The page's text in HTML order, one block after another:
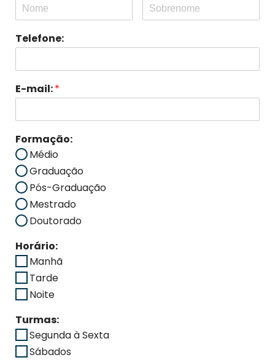
Telefone:
E-mail:*
Formação:
Médio
Graduação
Pós-Graduação
Mestrado
Doutorado
Horário:
Manhã
Tarde
Noite
Turmas:
Segunda à Sexta
Sábados